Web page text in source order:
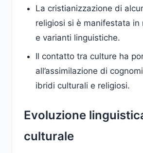
La cristianizzazione di
religiosi si è manifestata in
e varianti linguistiche.
Il contatto tra culture ha
all’assimilazione di
ibridi culturali e religiosi.
Evoluzione
culturale